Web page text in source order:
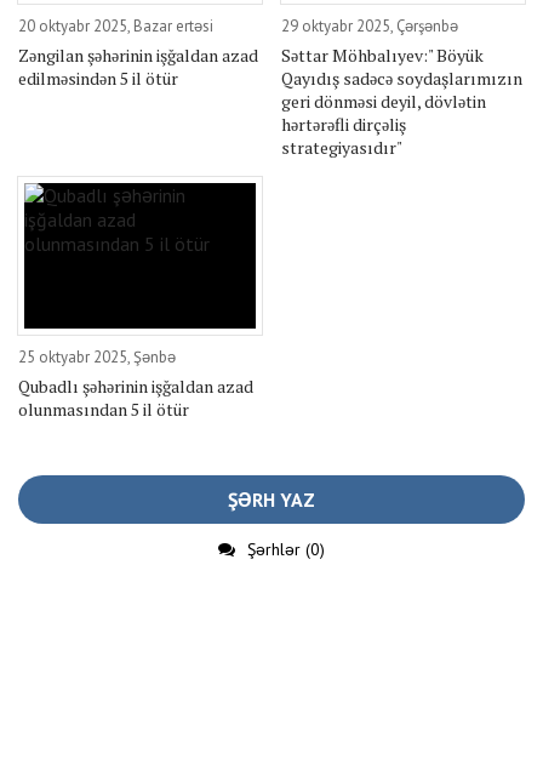
20 oktyabr 2025, Bazar ertəsi
Zəngilan şəhərinin işğaldan azad
edilməsindən 5 il ötür
29 oktyabr 2025, Çərşənbə
Səttar Möhbalıyev:" Böyük
Qayıdış sadəcə soydaşlarımızın
geri dönməsi deyil, dövlətin
hərtərəfli dirçəliş
strategiyasıdır"
25 oktyabr 2025, Şənbə
Qubadlı şəhərinin işğaldan azad
olunmasından 5 il ötür
ŞƏRH YAZ
Şərhlər (0)